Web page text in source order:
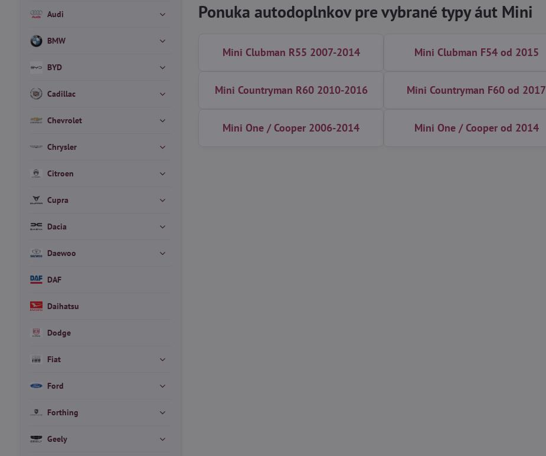
Ponuka autodoplnkov pre vybrané typy áut Mini
Mini Clubman R55 2007-2014 Mini Clubman F54 od 2015
Mini Countryman R60 2010-2016 Mini Countryman F60 od 2017
Mini One / Cooper 2006-2014 Mini One / Cooper od 2014
Audi
BMW
BYD
Cadillac
Chevrolet
Chrysler
Citroen
Cupra
Dacia
Daewoo
DAF
Daihatsu
Dodge
Fiat
Ford
Forthing
Geely